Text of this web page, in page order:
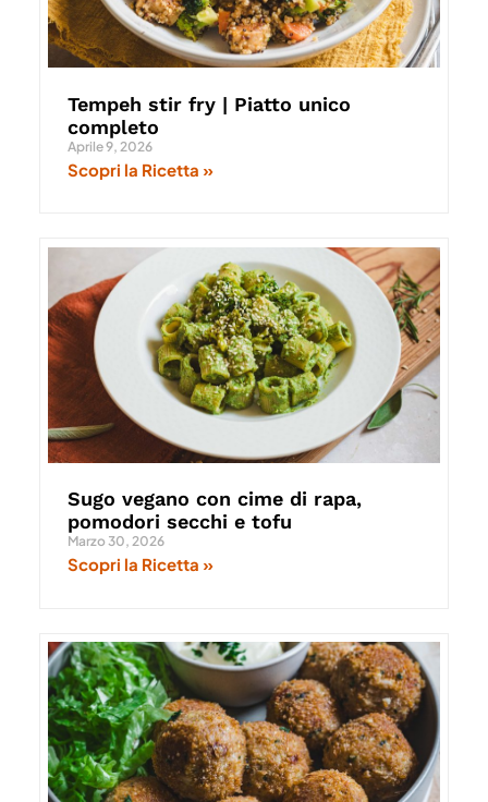
Tempeh stir fry | Piatto unico
completo
Aprile 9, 2026
Scopri la Ricetta »
Sugo vegano con cime di rapa,
pomodori secchi e tofu
Marzo 30, 2026
Scopri la Ricetta »